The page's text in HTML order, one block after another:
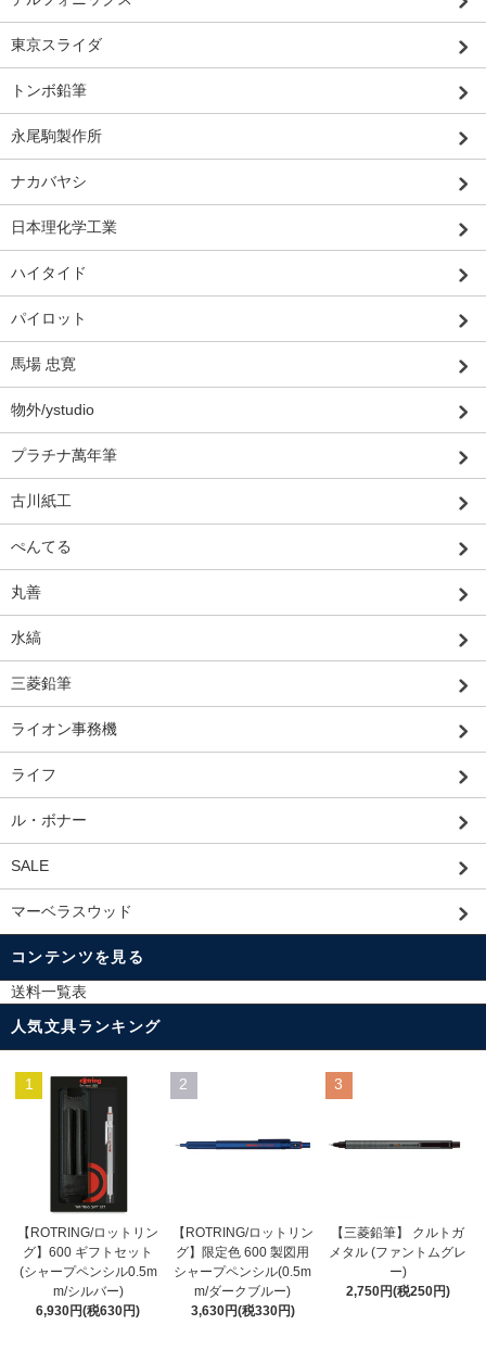
東京スライダ
トンボ鉛筆
永尾駒製作所
ナカバヤシ
日本理化学工業
ハイタイド
パイロット
馬場 忠寛
物外/ystudio
プラチナ萬年筆
古川紙工
ぺんてる
丸善
水縞
三菱鉛筆
ライオン事務機
ライフ
ル・ボナー
SALE
マーベラスウッド
コンテンツを見る
送料一覧表
人気文具ランキング
1
【ROTRING/ロットリン
グ】600 ギフトセット
(シャープペンシル0.5m
m/シルバー)
6,930円(税630円)
2
【ROTRING/ロットリン
グ】限定色 600 製図用
シャープペンシル(0.5m
m/ダークブルー)
3,630円(税330円)
3
【三菱鉛筆】 クルトガ
メタル (ファントムグレ
ー)
2,750円(税250円)